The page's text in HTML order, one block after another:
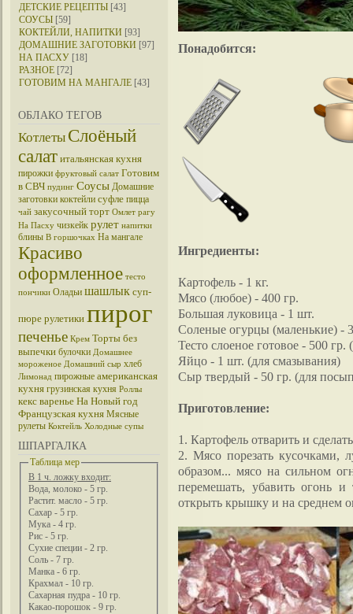
ДЕТСКИЕ РЕЦЕПТЫ [43]
СОУСЫ [59]
КОКТЕЙЛИ, НАПИТКИ [93]
ДОМАШНИЕ ЗАГОТОВКИ [97]
НА ПАСХУ [18]
РАЗНОЕ [72]
ГОТОВИМ НА МАНГАЛЕ [43]
ОБЛАКО ТЕГОВ
Котлеты Слоёный
салат итальянская кухня
пирожки фруктовый салат Готовим
в СВЧ пудинг Соусы Домашние
заготовки коктейли суфле пицца
чай закусочный торт Омлет рагу
На Пасху чизкейк рулет напитки
блины В горшочках На мангале
Красиво
оформленное тесто
пончики Оладьи шашлык суп-
пюре рулетики пирог
печенье Крем Торты без
выпечки булочки Домашнее
мороженое Домашний сыр хлеб
Лимонад пирожные американская
кухня грузинская кухня Роллы
кекс варенье На Новый год
Французская кухня Мясные
рулеты Коктейль Холодные супы
ШПАРГАЛКА
Таблица мер
В 1 ч. ложку входит:
Вода, молоко - 5 гр.
Растит. масло - 5 гр.
Сахар - 5 гр.
Мука - 4 гр.
Рис - 5 гр.
Сухие специи - 2 гр.
Соль - 7 гр.
Манка - 6 гр.
Крахмал - 10 гр.
Сахарная пудра - 10 гр.
Какао-порошок - 9 гр.
Понадобится:
Ингредиенты:
Картофель - 1 кг.
Мясо (любое) - 400 гр.
Большая луковица - 1 шт.
Соленые огурцы (маленькие) -
Тесто слоеное готовое - 500
Яйцо - 1 шт. (для смазывания)
Сыр твердый - 50 гр. (для
Приготовление:
1. Картофель отварить и
2. Мясо порезать кусочками,
образом... мясо на сильном
перемешать, убавить огонь
открыть крышку и на среднем